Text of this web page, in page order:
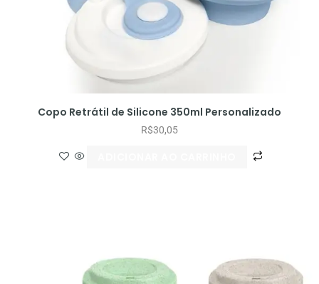
Copo Retrátil de Silicone 350ml Personalizado
R$30,05